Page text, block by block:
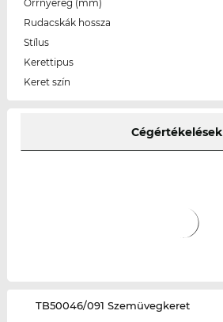
Orrnyereg (mm)
Rudacskák hossza
Stílus
Kerettipus
Keret szín
Cégértékelések
‌TB50046/091 Szemüvegkeret